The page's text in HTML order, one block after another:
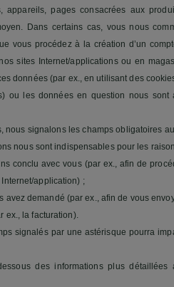
appareils, pages consacrées aux
Dans certains cas, vous nous
vous procédez à la création d’un
sites Internet/applications ou en
données (par ex., en utilisant des
ou les données en question nous
nous signalons les champs obligatoires
nous sont indispensables pour les
conclu avec vous (par ex., afin de
application) ;
avez demandé (par ex., afin de vous
ex., la facturation).
signalés par une astérisque pourra
des informations plus